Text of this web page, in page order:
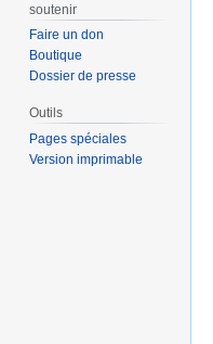
soutenir
Faire un don
Boutique
Dossier de presse
Outils
Pages spéciales
Version imprimable